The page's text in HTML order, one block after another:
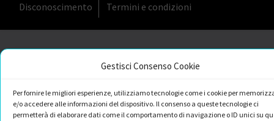
Gestisci Consenso Cookie
Per fornire le migliori esperienze, utilizziamo tecnologie come i cookie per
e/o accedere alle informazioni del dispositivo. Il consenso a queste tecnologie ci
permetterà di elaborare dati come il comportamento di navigazione o ID unici su
Disconoscimento
Termini e condizioni